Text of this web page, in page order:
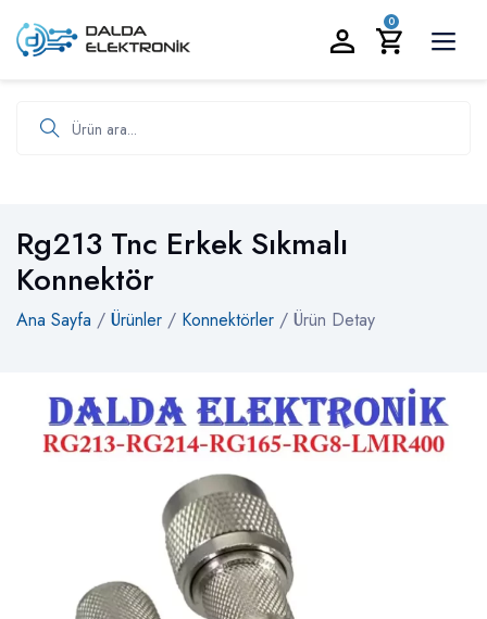
0
Rg213 Tnc Erkek Sıkmalı
Konnektör
Ana Sayfa / Ürünler / Konnektörler / Ürün Detay